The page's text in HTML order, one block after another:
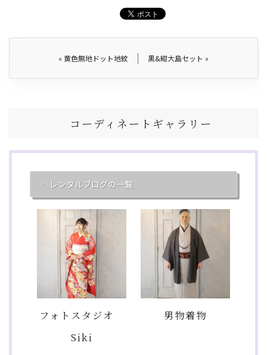
« 黄色無地ドット地紋 黒&紺大島セット »
コーディネートギャラリー
レンタルブログの一覧
フォトスタジオ
Siki
男物着物